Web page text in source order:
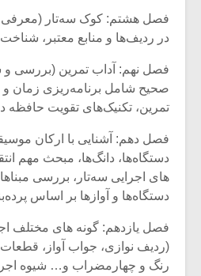
فصل هشتم: کوک سه‌تار (معرفی
در ردیف‌ها و منابع معتبر،
فصل نهم: آداب تمرین (بررسی
صحیح شامل برنامه‌ریزی زمان
تمرین، تکنیک‌های تقویت حافظه
فصل دهم: آشنایی با ارکان
دستگاه‌ها، دانگ‌ها، مبحث مهم
های اجرایی سه‌تار، بررسی
دستگاه‌ها و آوازها بر اساس
فصل یازدهم: گونه های مختلف
(ردیف نوازی، جواب آواز،
رنگ و چهارمضراب و… شیوه